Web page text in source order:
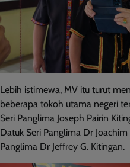
Lebih istimewa, MV itu turut
beberapa tokoh utama negeri
Seri Panglima Joseph Pairin
Datuk Seri Panglima Dr
Panglima Dr Jeffrey G. Kitingan.